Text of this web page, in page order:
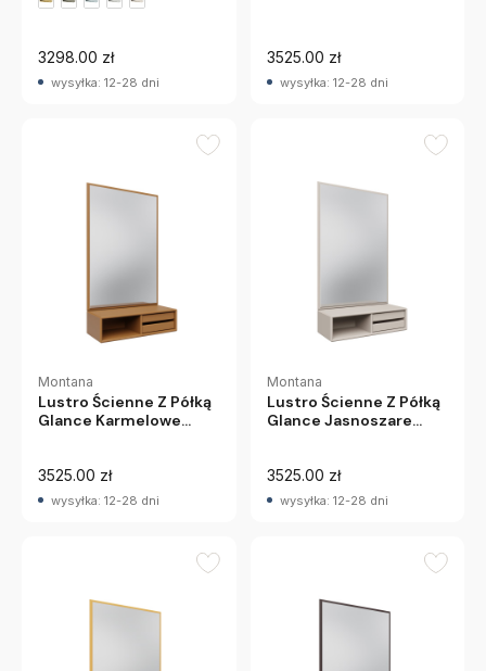
3298.00 zł
wysyłka: 12-28 dni
3525.00 zł
wysyłka: 12-28 dni
Montana
Lustro Ścienne Z Półką
Glance Karmelowe
3525.00 zł
wysyłka: 12-28 dni
Montana
Lustro Ścienne Z Półką
Glance Jasnoszare
3525.00 zł
wysyłka: 12-28 dni